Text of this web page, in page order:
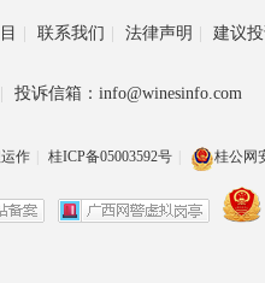
联系我们 法律声明 建议
投诉信箱：info@winesinfo.com
作 桂ICP备05003592号 桂公网